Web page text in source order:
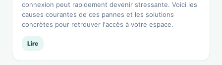
connexion peut rapidement devenir stressante. Voici les
causes courantes de ces pannes et les solutions
concrètes pour retrouver l'accès à votre espace.
Lire